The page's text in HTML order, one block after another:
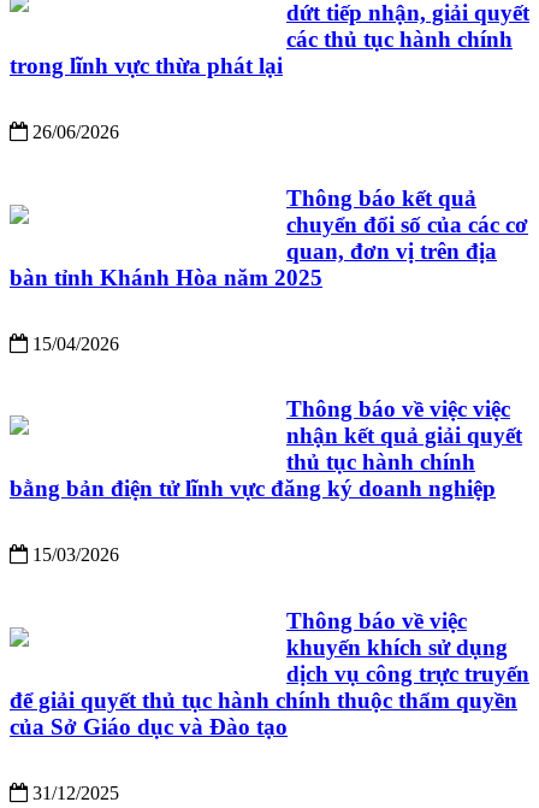
dứt tiếp nhận, giải quyết
các thủ tục hành chính
trong lĩnh vực thừa phát lại
26/06/2026
Thông báo kết quả
chuyển đổi số của các cơ
quan, đơn vị trên địa
bàn tỉnh Khánh Hòa năm 2025
15/04/2026
Thông báo về việc việc
nhận kết quả giải quyết
thủ tục hành chính
bằng bản điện tử lĩnh vực đăng ký doanh nghiệp
15/03/2026
Thông báo về việc
khuyến khích sử dụng
dịch vụ công trực truyến
để giải quyết thủ tục hành chính thuộc thẩm quyền
của Sở Giáo dục và Đào tạo
31/12/2025